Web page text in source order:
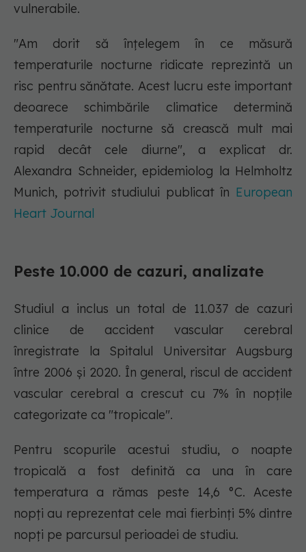
vulnerabile.
"Am dorit să înțelegem în ce măsură
temperaturile nocturne ridicate reprezintă un
risc pentru sănătate. Acest lucru este important
deoarece schimbările climatice determină
temperaturile nocturne să crească mult mai
rapid decât cele diurne", a explicat dr.
Alexandra Schneider, epidemiolog la Helmholtz
Munich, potrivit studiului publicat în European
Heart Journal
Peste 10.000 de cazuri, analizate
Studiul a inclus un total de 11.037 de cazuri
clinice de accident vascular cerebral
înregistrate la Spitalul Universitar Augsburg
între 2006 și 2020. În general, riscul de accident
vascular cerebral a crescut cu 7% în nopțile
categorizate ca "tropicale".
Pentru scopurile acestui studiu, o noapte
tropicală a fost definită ca una în care
temperatura a rămas peste 14,6 °C. Aceste
nopți au reprezentat cele mai fierbinți 5% dintre
nopți pe parcursul perioadei de studiu.